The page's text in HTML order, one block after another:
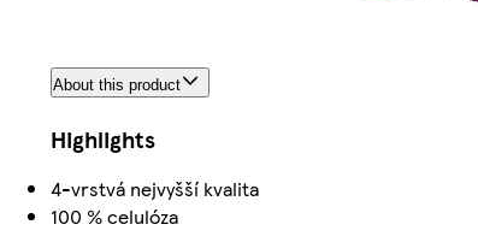
About this product
Highlights
4-vrstvá nejvyšší kvalita
100 % celulóza